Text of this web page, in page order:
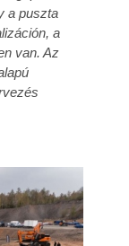
a puszta
a
van. Az